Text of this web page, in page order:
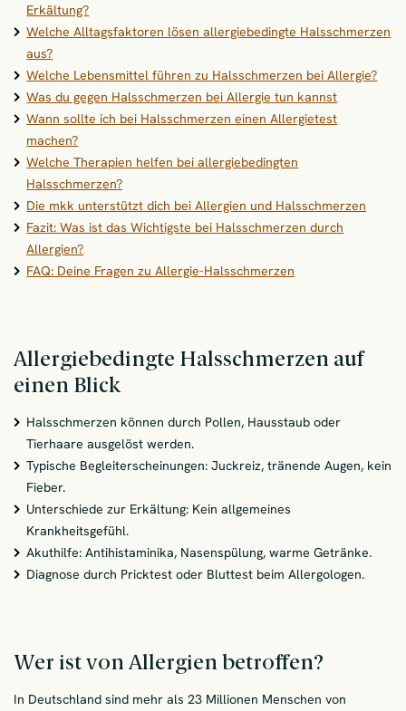
Erkältung?
Welche Alltagsfaktoren lösen allergiebedingte Halsschmerzen
aus?
Welche Lebensmittel führen zu Halsschmerzen bei Allergie?
Was du gegen Halsschmerzen bei Allergie tun kannst
Wann sollte ich bei Halsschmerzen einen Allergietest
machen?
Welche Therapien helfen bei allergiebedingten
Halsschmerzen?
Die mkk unterstützt dich bei Allergien und Halsschmerzen
Fazit: Was ist das Wichtigste bei Halsschmerzen durch
Allergien?
FAQ: Deine Fragen zu Allergie-Halsschmerzen
Allergiebedingte Halsschmerzen auf
einen Blick
Halsschmerzen können durch Pollen, Hausstaub oder
Tierhaare ausgelöst werden.
Typische Begleiterscheinungen: Juckreiz, tränende Augen, kein
Fieber.
Unterschiede zur Erkältung: Kein allgemeines
Krankheitsgefühl.
Akuthilfe: Antihistaminika, Nasenspülung, warme Getränke.
Diagnose durch Pricktest oder Bluttest beim Allergologen.
Wer ist von Allergien betroffen?
In Deutschland sind mehr als 23 Millionen Menschen von